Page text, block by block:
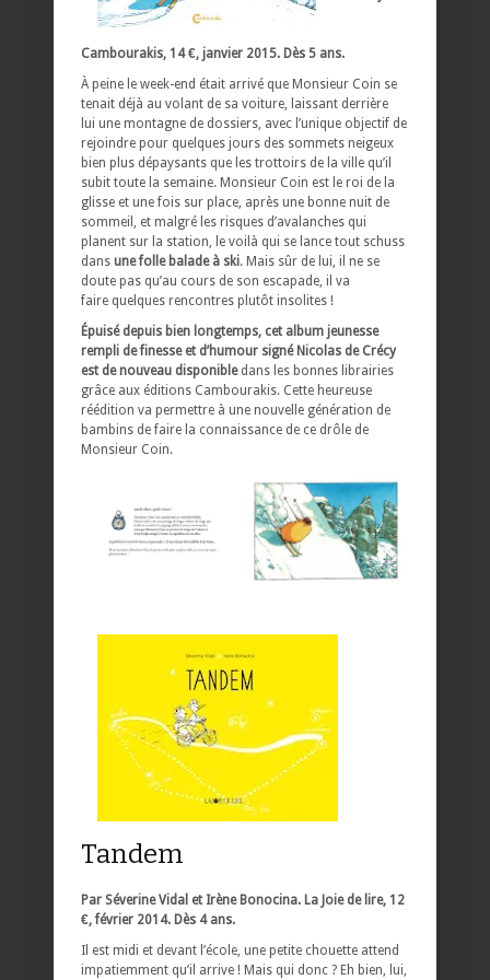
Cambourakis, 14 €, janvier 2015. Dès 5 ans.
À peine le week-end était arrivé que Monsieur Coin se
tenait déjà au volant de sa voiture, laissant derrière
lui une montagne de dossiers, avec l’unique objectif de
rejoindre pour quelques jours des sommets neigeux
bien plus dépaysants que les trottoirs de la ville qu’il
subit toute la semaine. Monsieur Coin est le roi de la
glisse et une fois sur place, après une bonne nuit de
sommeil, et malgré les risques d’avalanches qui
planent sur la station, le voilà qui se lance tout schuss
dans une folle balade à ski. Mais sûr de lui, il ne se
doute pas qu’au cours de son escapade, il va
faire quelques rencontres plutôt insolites !
Épuisé depuis bien longtemps, cet album jeunesse
rempli de finesse et d’humour signé Nicolas de Crécy
est de nouveau disponibledans les bonnes librairies
grâce aux éditions Cambourakis. Cette heureuse
réédition va permettre à une nouvelle génération de
bambins de faire la connaissance de ce drôle de
Monsieur Coin.
Tandem
Par Séverine Vidal et Irène Bonocina. La Joie de lire, 12
€, février 2014. Dès 4 ans.
Il est midi et devant l’école, une petite chouette attend
impatiemment qu’il arrive ! Mais qui donc ? Eh bien, lui,